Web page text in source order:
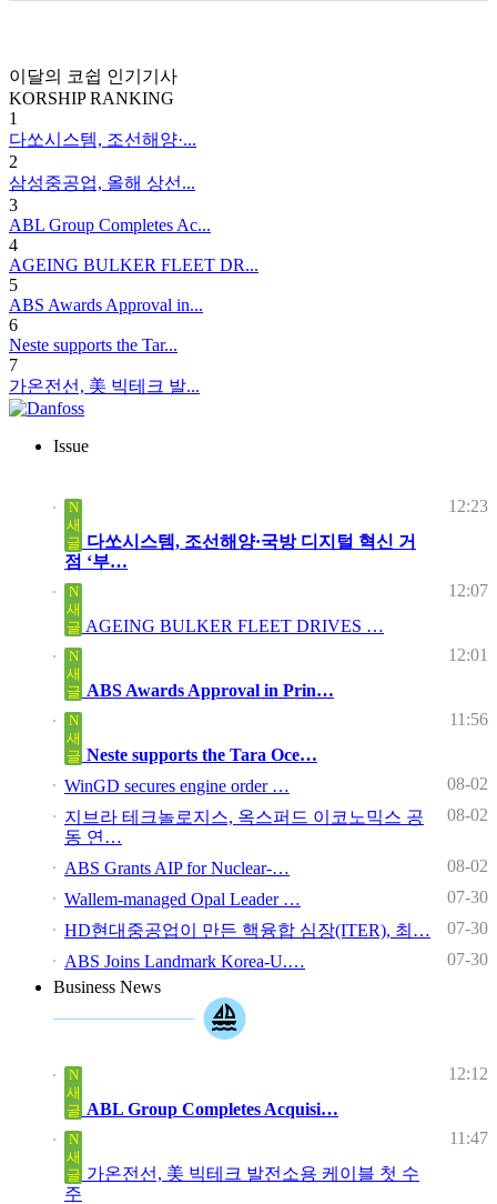
이달의 코쉽 인기기사
KORSHIP RANKING
1
다쏘시스템, 조선해양·...
2
삼성중공업, 올해 상선...
3
ABL Group Completes Ac...
4
AGEING BULKER FLEET DR...
5
ABS Awards Approval in...
6
Neste supports the Tar...
7
가온전선, 美 빅테크 발...
Issue
N
새
글 다쏘시스템, 조선해양·국방 디지털 혁신 거
점 ‘부…
12:23
N
새
글 AGEING BULKER FLEET DRIVES …
12:07
N
새
글 ABS Awards Approval in Prin…
12:01
N
새
글 Neste supports the Tara Oce…
11:56
WinGD secures engine order …
08-02
지브라 테크놀로지스, 옥스퍼드 이코노믹스 공
동 연…
08-02
ABS Grants AIP for Nuclear-…
08-02
Wallem-managed Opal Leader …
07-30
HD현대중공업이 만든 핵융합 심장(ITER), 최…
07-30
ABS Joins Landmark Korea-U.…
07-30
Business News
N
새
글 ABL Group Completes Acquisi…
12:12
N
새
글 가온전선, 美 빅테크 발전소용 케이블 첫 수
주
11:47